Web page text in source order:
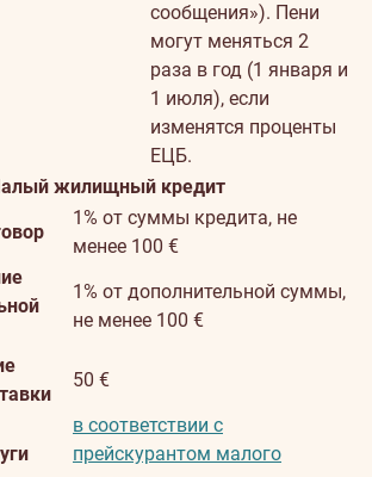
сообщения»). Пени
могут меняться 2
раза в год (1 января и
1 июля), если
изменятся проценты
ЕЦБ.
жилищный кредит
1% от суммы кредита, не
менее 100 €
1% от дополнительной суммы,
не менее 100 €
50 €
в соответствии с
прейскурантом малого